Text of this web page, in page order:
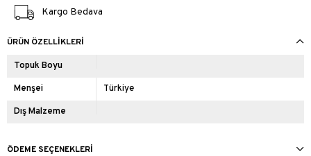
Kargo Bedava
ÜRÜN ÖZELLIKLERI
Topuk Boyu
Menşei Türkiye
Dış Malzeme
ÖDEME SEÇENEKLERI